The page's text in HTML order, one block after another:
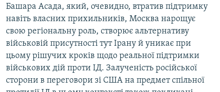
Башара Асада, який, очевидно, втратив підтримку
навіть власних прихильників, Москва нарощує
свою регіональну роль, створює альтернативу
військовій присутності тут Ірану й уникає при
цьому рішучих кроків щодо реальної підтримки
військових дій проти ІД. Залученість російської
сторони в переговори зі США на предмет спільної